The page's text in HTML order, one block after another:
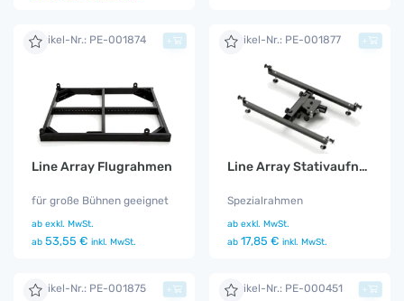
Artikel-Nr.: PE-001874
Line Array Flugrahmen
für große Bühnen geeignet
ab exkl. MwSt.
ab 53,55 € inkl. MwSt.
+ Artikel-Nr.: PE-001877
Line Array Stativaufnahme
Spezialrahmen
ab exkl. MwSt.
ab 17,85 € inkl. MwSt.
+
Artikel-Nr.: PE-001875 + Artikel-Nr.: PE-000451 +